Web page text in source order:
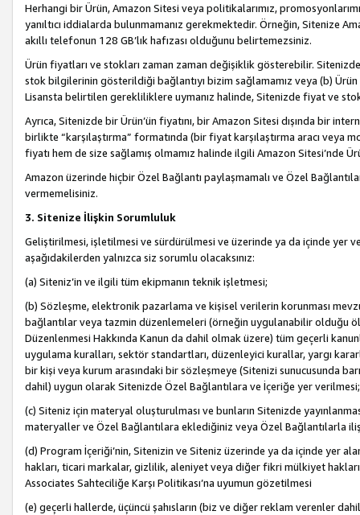
Herhangi bir Ürün, Amazon Sitesi veya politikalarımız,
yanıltıcı iddialarda bulunmamanız gerekmektedir. Örneğin, Sitenize
akıllı telefonun 128 GB’lık hafızası olduğunu belirtemezsiniz.
Ürün fiyatları ve stokları zaman zaman değişiklik gösterebilir.
stok bilgilerinin gösterildiği bağlantıyı bizim sağlamamız veya (b)
Lisansta belirtilen gerekliliklere uymanız halinde, Sitenizde fiyat ve
Ayrıca, Sitenizde bir Ürün’ün fiyatını, bir Amazon Sitesi dışında bir
birlikte “karşılaştırma” formatında (bir fiyat karşılaştırma aracı veya
fiyatı hem de size sağlamış olmamız halinde ilgili Amazon Sitesi’nde
Amazon üzerinde hiçbir Özel Bağlantı paylaşmamalı ve Özel
vermemelisiniz.
3. Sitenize İlişkin Sorumluluk
Geliştirilmesi, işletilmesi ve sürdürülmesi ve üzerinde ya da içinde yer
aşağıdakilerden yalnızca siz sorumlu olacaksınız:
(a) Siteniz’in ve ilgili tüm ekipmanın teknik işletmesi;
(b) Sözleşme, elektronik pazarlama ve kişisel verilerin korunması
bağlantılar veya tazmin düzenlemeleri (örneğin uygulanabilir olduğu
Düzenlenmesi Hakkında Kanun da dahil olmak üzere) tüm geçerli
uygulama kuralları, sektör standartları, düzenleyici kurallar, yargı
bir kişi veya kurum arasındaki bir sözleşmeye (Sitenizi sunucusunda
dahil) uygun olarak Sitenizde Özel Bağlantılara ve İçeriğe yer verilmesi;
(c) Siteniz için materyal oluşturulması ve bunların Sitenizde
materyaller ve Özel Bağlantılara eklediğiniz veya Özel Bağlantılarla
(d) Program İçeriği’nin, Sitenizin ve Siteniz üzerinde ya da içinde yer
hakları, ticari markalar, gizlilik, aleniyet veya diğer fikri mülkiyet
Associates Sahteciliğe Karşı Politikası’na uyumun gözetilmesi
(e) geçerli hallerde, üçüncü şahısların (biz ve diğer reklam verenler